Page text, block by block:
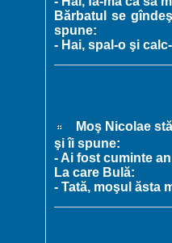
Bărbatul se
spune:
- Hai, spal-o şi
Moş Nicolae
şi îi spune:
- Ai fost cuminte
La care Bulă:
- Tată, moşul ăsta